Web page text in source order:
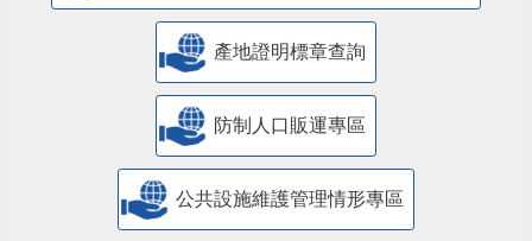
產地證明標章查詢
防制人口販運專區
​公共設施維護管理情形專區